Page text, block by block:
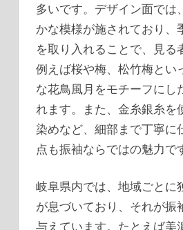
多いです。デザイン面では
かな模様が施されており、
を取り入れることで、見る
例えば桜や梅、松竹梅とい
な花鳥風月をモチーフにし
れます。また、金糸銀糸を
染めなど、細部まで丁寧に
点も振袖ならではの魅力で
岐阜県内では、地域ごとに
が息づいており、それが振
与えています。たとえば美